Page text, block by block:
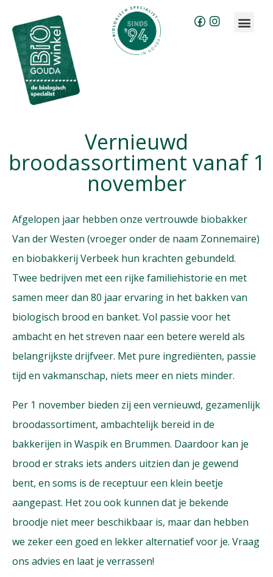
Vernieuwd
broodassortiment vanaf 1
november
Afgelopen jaar hebben onze vertrouwde biobakker
Van der Westen (vroeger onder de naam Zonnemaire)
en biobakkerij Verbeek hun krachten gebundeld.
Twee bedrijven met een rijke familiehistorie en met
samen meer dan 80 jaar ervaring in het bakken van
biologisch brood en banket. Vol passie voor het
ambacht en het streven naar een betere wereld als
belangrijkste drijfveer. Met pure ingrediënten, passie
tijd en vakmanschap, niets meer en niets minder.
Per 1 november bieden zij een vernieuwd, gezamenlijk
broodassortiment, ambachtelijk bereid in de
bakkerijen in Waspik en Brummen. Daardoor kan je
brood er straks iets anders uitzien dan je gewend
bent, en soms is de receptuur een klein beetje
aangepast. Het zou ook kunnen dat je bekende
broodje niet meer beschikbaar is, maar dan hebben
we zeker een goed en lekker alternatief voor je. Vraag
ons advies en laat je verrassen!